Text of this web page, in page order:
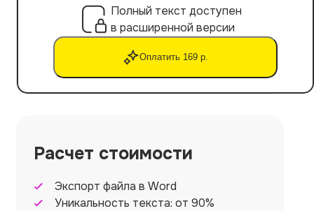
Полный текст доступен
в расширенной версии
Оплатить 169 р.
Расчет стоимости
Экспорт файла в Word
Уникальность текста: от 90%